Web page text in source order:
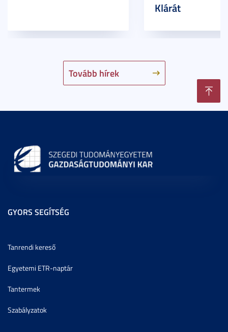
Tovább hírek
Klárát
GYORS SEGÍTSÉG
Tanrendi kereső
Egyetemi ETR-naptár
Tantermek
Szabályzatok